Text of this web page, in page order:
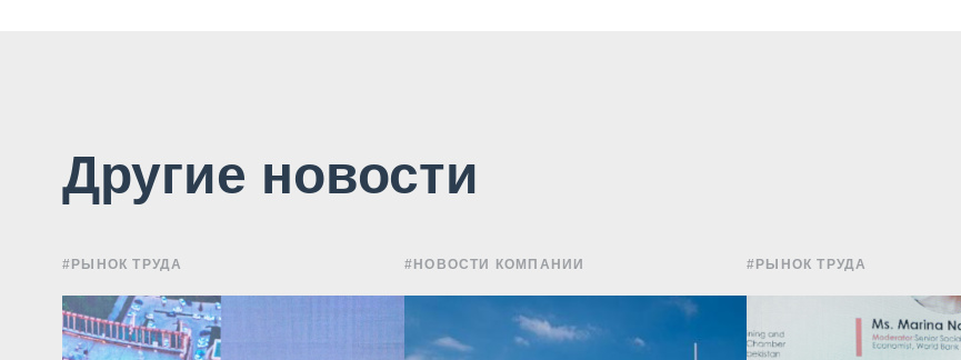
Другие новости
#РЫНОК ТРУДА #НОВОСТИ КОМПАНИИ #РЫНОК ТРУДА